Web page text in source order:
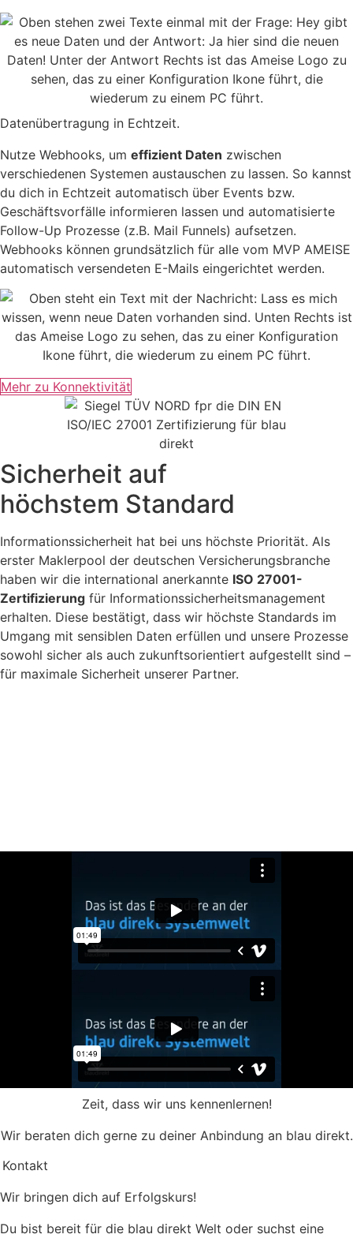
Datenübertragung in Echtzeit.
Nutze Webhooks, um effizient Daten zwischen
verschiedenen Systemen austauschen zu lassen. So kannst
du dich in Echtzeit automatisch über Events bzw.
Geschäftsvorfälle informieren lassen und automatisierte
Follow-Up Prozesse (z.B. Mail Funnels) aufsetzen.
Webhooks können grundsätzlich für alle vom MVP AMEISE
automatisch versendeten E-Mails eingerichtet werden.
Mehr zu Konnektivität
Sicherheit auf
höchstem Standard
Informationssicherheit hat bei uns höchste Priorität. Als
erster Maklerpool der deutschen Versicherungsbranche
haben wir die international anerkannte ISO 27001-
Zertifizierung für Informationssicherheitsmanagement
erhalten. Diese bestätigt, dass wir höchste Standards im
Umgang mit sensiblen Daten erfüllen und unsere Prozesse
sowohl sicher als auch zukunftsorientiert aufgestellt sind –
für maximale Sicherheit unserer Partner.
Zeit, dass wir uns kennenlernen!
Wir beraten dich gerne zu deiner Anbindung an blau direkt.
Kontakt
Wir bringen dich auf Erfolgskurs!
Du bist bereit für die blau direkt Welt oder suchst eine